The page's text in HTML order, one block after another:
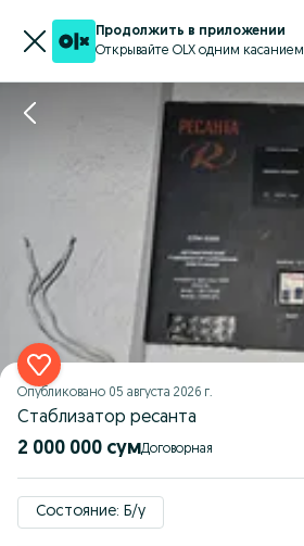
Продолжить в приложении
Открывайте OLX одним касанием
Опубликовано 05 августа 2026 г.
Стаблизатор ресанта
2 000 000 сум Договорная
Состояние: Б/у